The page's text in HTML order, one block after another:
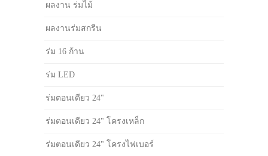
ผลงาน ร่มไม้
ผลงานร่มสกรีน
ร่ม 16 ก้าน
ร่ม LED
ร่มตอนเดียว 24"
ร่มตอนเดียว 24" โครงเหล็ก
ร่มตอนเดียว 24" โครงไฟเบอร์